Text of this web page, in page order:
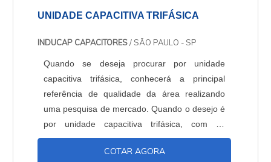
UNIDADE CAPACITIVA TRIFÁSICA
INDUCAP CAPACITORES/ SÃO PAULO - SP
Quando se deseja procurar por unidade
capacitiva trifásica, conhecerá a principal
referência de qualidade da área realizando
uma pesquisa de mercado. Quando o desejo é
por unidade capacitiva trifásica, com os
profissionais da Inducap Capacitores o cliente
encontrará proteção com assessoria técnica
COTAR AGORA